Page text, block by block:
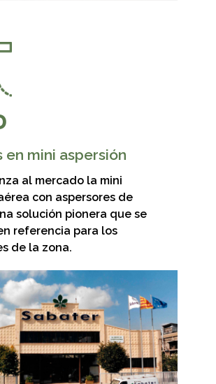
en mini aspersión
al mercado la mini
con aspersores de
solución pionera que se
referencia para los
de la zona.